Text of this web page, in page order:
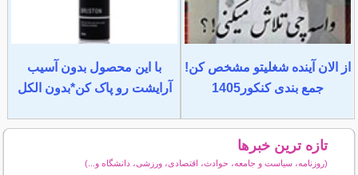
از الان آینده شغلیتو مشخص کن!
جمع بندی کنکور1405
با این محصول بدون آسیب
آرایشت رو پاک کن*بدون الکل
تازه ترین خبرها
(روزنامه، سیاست و جامعه، حوادث، اقتصادی، ورزشی، دانشگاه و...)